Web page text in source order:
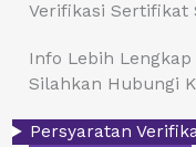
Verifikasi Sertifikat
Info Lebih Lengkap
Silahkan Hubungi
Persyaratan